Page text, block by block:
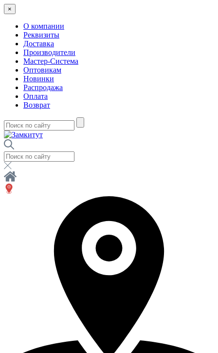
×
О компании
Реквизиты
Доставка
Производители
Мастер-Система
Оптовикам
Новинки
Распродажа
Оплата
Возврат